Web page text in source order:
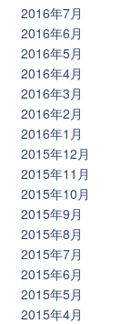
2016年7月
2016年6月
2016年5月
2016年4月
2016年3月
2016年2月
2016年1月
2015年12月
2015年11月
2015年10月
2015年9月
2015年8月
2015年7月
2015年6月
2015年5月
2015年4月